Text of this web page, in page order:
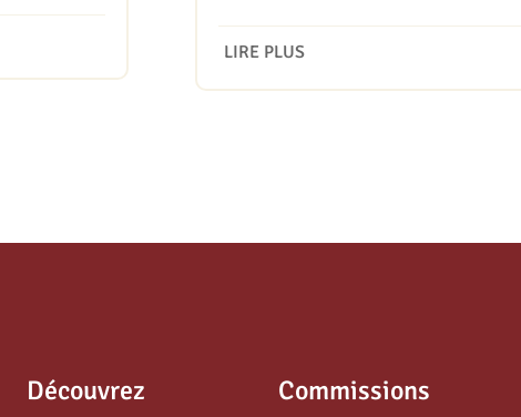
LIRE PLUS
Découvrez Commissions